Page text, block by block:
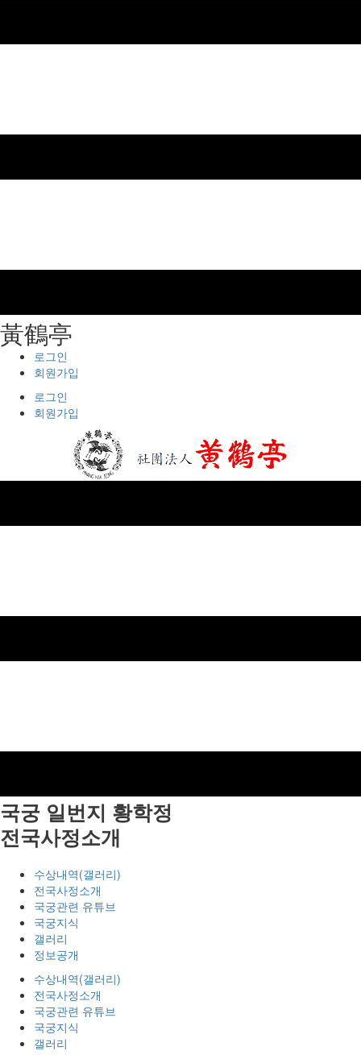
⿈鶴亭
로그인
회원가입
로그인
회원가입
국궁 일번지 황학정
전국사정소개
수상내역(갤러리)
전국사정소개
국궁관련 유튜브
국궁지식
갤러리
정보공개
수상내역(갤러리)
전국사정소개
국궁관련 유튜브
국궁지식
갤러리